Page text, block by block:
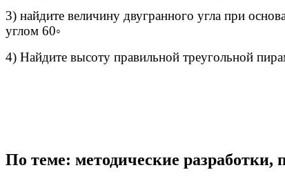
3) найдите величину двугранного угла при
углом 60◦
4) Найдите высоту правильной треугольной
По теме: методические разработки,